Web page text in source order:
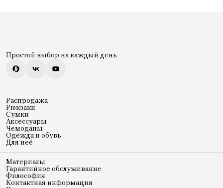
Простой выбор на каждый день
Распродажа
Рюкзаки
Сумки
Аксессуары
Чемоданы
Одежда и обувь
Для неё
Материалы
Гарантийное обслуживание
Философия
Контактная информация